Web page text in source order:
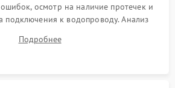
осмотр на наличие протечек и
подключения к водопроводу. Анализ
слива, нагрева, вращения
или срабатывание системы защиты
Подробнее